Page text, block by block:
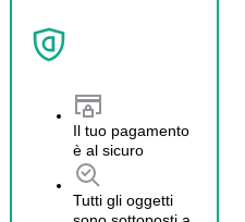
Il tuo pagamento
è al sicuro
Tutti gli oggetti